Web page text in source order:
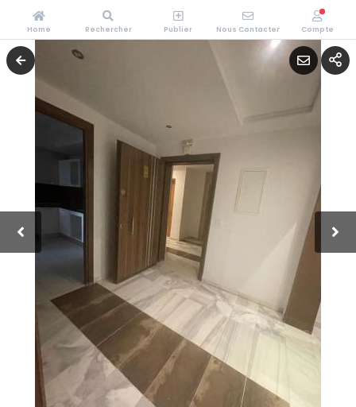
Home Rechercher Publier Nous Contacter Compte